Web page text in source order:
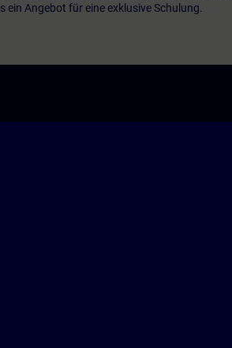
Angebot für eine exklusive Schulung.